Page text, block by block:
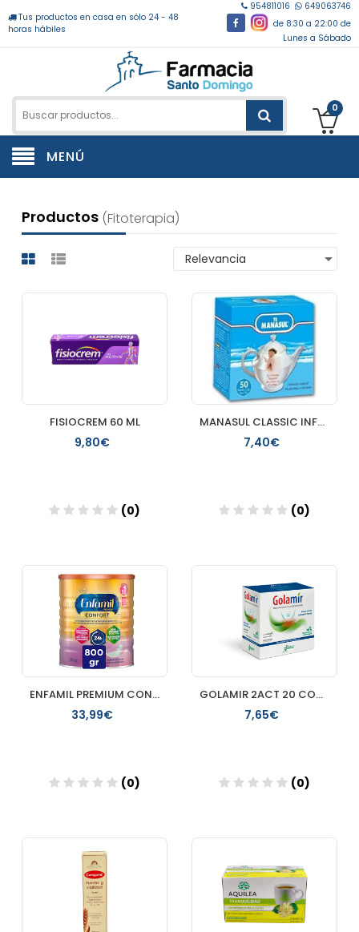
Tus productos en casa en sólo 24 - 48
horas hábiles
954811016
649063746
de 8:30 a 22:00 de
Lunes a Sábado
0
MENÚ
Productos (fitoterapia)
FISIOCREM 60 ML
9,80€
(0)
Añadir
MANASUL CLASSIC INFUSION 50 FILTROS
7,40€
(0)
ENFAMIL PREMIUM CONFORT 800 G
33,99€
(0)
GOLAMIR 2ACT 20 COMPRIMIDOS ABOCA
7,65€
(0)